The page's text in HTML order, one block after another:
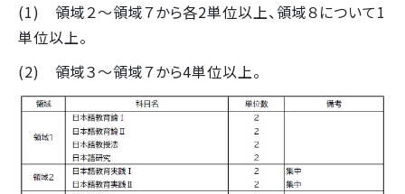
(1) 領域２～領域７から各2単位以上、領域８について1
単位以上。
(2) 領域３～領域７から4単位以上。